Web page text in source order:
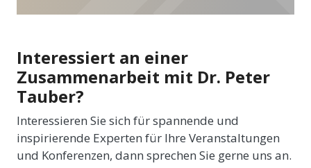
Interessiert an einer
Zusammenarbeit mit Dr. Peter
Tauber?
Interessieren Sie sich für spannende und
inspirierende Experten für Ihre Veranstaltungen
und Konferenzen, dann sprechen Sie gerne uns an.